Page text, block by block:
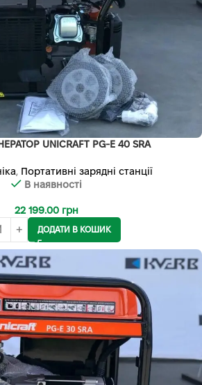
UNICRAFT PG-E 40 SRA
, Портативні зарядні станції
В наявності
22 199.00 грн
ДОДАТИ В КОШИК